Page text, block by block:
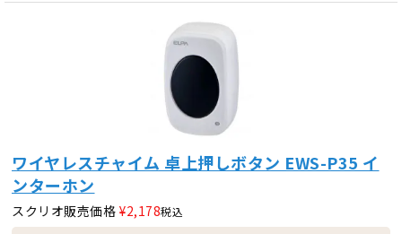
ワイヤレスチャイム 卓上押しボタン EWS-P35 イ
ンターホン
スクリオ販売価格 ¥2,178税込